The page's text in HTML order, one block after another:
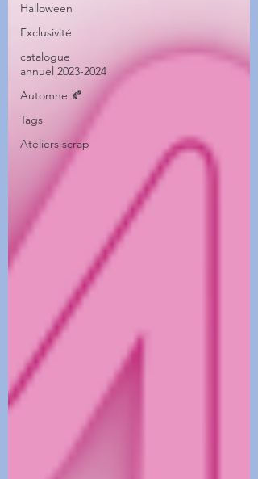
Halloween
Exclusivité
catalogue
annuel 2023-2024
Automne 🍂
Tags
Ateliers scrap